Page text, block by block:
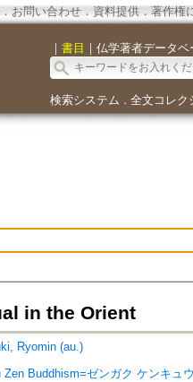
． お問い合わせ． 資料提供． 著作権
｜ 書目 ｜ 仏学著者データベ
検索システム ． 全文コレク
in the Orient
Ryomin (au.)
Buddhism=ゼンガク ケンキュ